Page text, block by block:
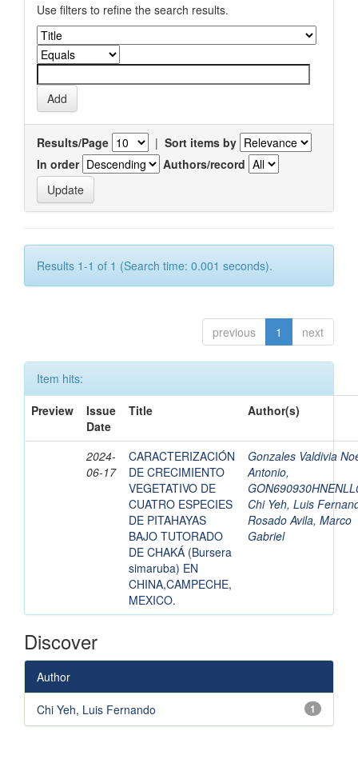
Use filters to refine the search results.
Results/Page | Sort items by
In order
Authors/record
Results 1-1 of 1 (Search time: 0.001 seconds).
previous 1 next
Item hits:
Preview
Issue
Date
Title Author(s)
2024-
06-17
CARACTERIZACIÓN
DE CRECIMIENTO
VEGETATIVO DE
CUATRO ESPECIES
DE PITAHAYAS
BAJO TUTORADO
DE CHAKÁ (Bursera
simaruba) EN
CHINA,CAMPECHE,
MEXICO.
Gonzales Valdivia
Antonio,
Chi Yeh, Luis
Rosado Avila, Marco
Gabriel
Discover
Author
1
Chi Yeh, Luis Fernando